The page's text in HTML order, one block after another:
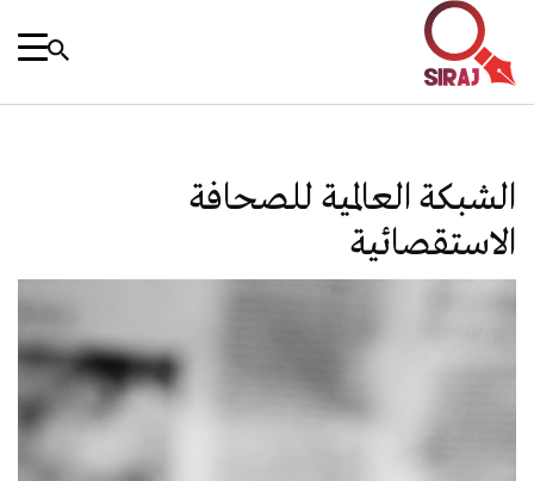
الشبكة العالمية للصحافة
الاستقصائية